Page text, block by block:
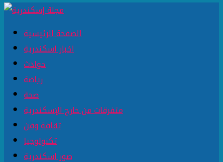
الصفحة الرئيسية
اخبار اسكندرية
حوادث
رياضة
صحة
متفرقات من خارج الإسكندرية
ثقافة وفن
تكنولوجيا
صور اسكندرية